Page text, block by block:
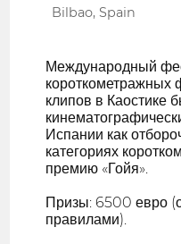
Bilbao, Spain
Международный
короткометражных
клипов в Каостике
Испании как
категориях
премию «Гойя».
Призы: 6500 евро
правилами).